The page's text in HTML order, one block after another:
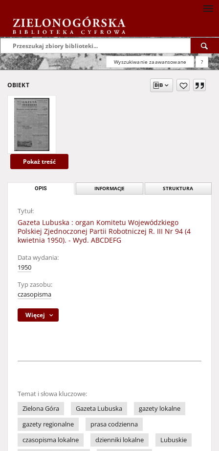
Wyszukiwanie zaawansowane ?
OBIEKT
Pokaż treść
OPIS INFORMACJE STRUKTURA
Tytuł:
Gazeta Lubuska : organ Komitetu Wojewódzkiego
Polskiej Zjednoczonej Partii Robotniczej R. III Nr 94 (4
kwietnia 1950). - Wyd. ABCDEFG
Data wydania:
1950
Typ zasobu:
czasopisma
Więcej
Temat i słowa kluczowe:
Zielona Góra
Gazeta Lubuska
gazety lokalne
gazety regionalne
prasa codzienna
czasopisma lokalne
dzienniki lokalne
Lubuskie